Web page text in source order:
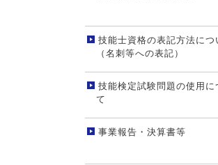
技能士資格の表記方法につ
（名刺等への表記）
技能検定試験問題の使用に
て
事業報告・決算書等